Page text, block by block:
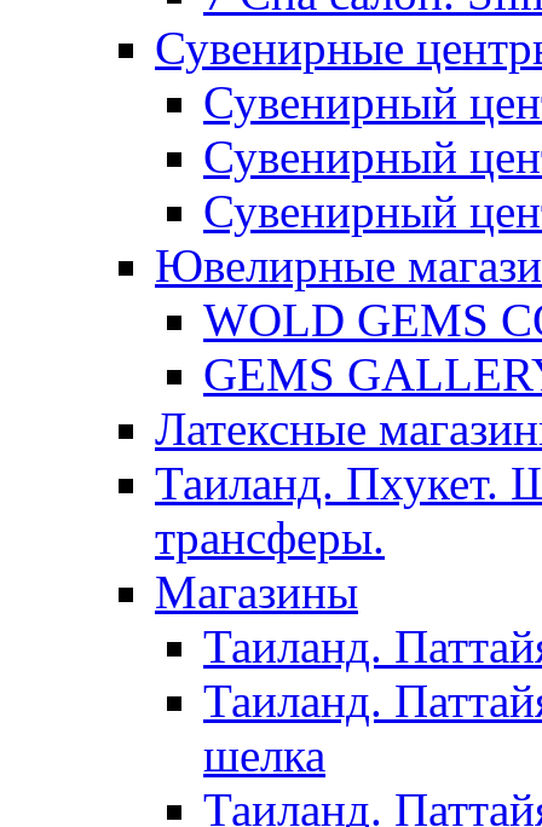
Сувенирные
Сувенирный
Сувенирный
Сувенирный
Ювелирные
WOLD GEMS
GEMS
Латексные
Таиланд. Пхукет.
трансферы.
Магазины
Таиланд.
Таиланд.
шелка
Таиланд.